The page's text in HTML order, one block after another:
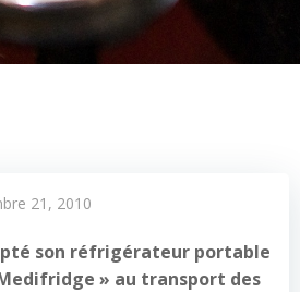
21, 2010
son réfrigérateur portable
» au transport des